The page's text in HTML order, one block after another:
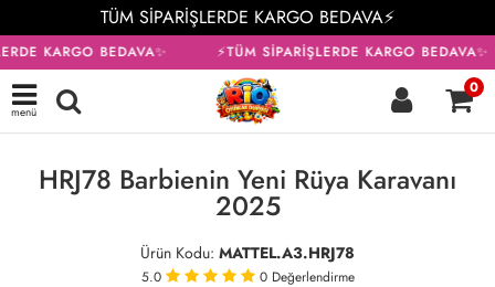
TÜM SİPARİŞLERDE KARGO BEDAVA⚡
KARGO BEDAVA✨ ⚡TÜM SİPARİŞLERDE KARGO BEDAVA✨
menü
0
HRJ78 Barbienin Yeni Rüya Karavanı
2025
Ürün Kodu: MATTEL.A3.HRJ78
5.0 0 Değerlendirme